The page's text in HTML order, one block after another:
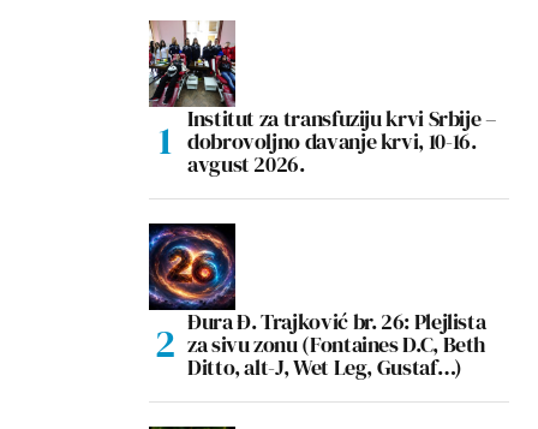
Institut za transfuziju krvi Srbije –
dobrovoljno davanje krvi, 10-16.
avgust 2026.
Đura Đ. Trajković br. 26: Plejlista
za sivu zonu (Fontaines D.C, Beth
Ditto, alt-J, Wet Leg, Gustaf…)